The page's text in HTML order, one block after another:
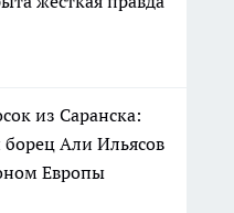
из Саранска:
Али Ильясов
Европы